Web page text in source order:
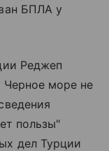
БПЛА у
Реджеп
Черное море не
пользы"
дел Турции